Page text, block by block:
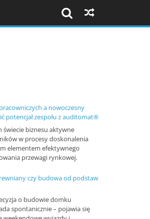
a nowoczesny
potencjał zespołu z auditomat®
świecie biznesu aktywne
w procesy doskonalenia
elementem efektywnego
przewagi rynkowej.
czy budowa od podstaw
o budowie domku
spontanicznie – pojawia się